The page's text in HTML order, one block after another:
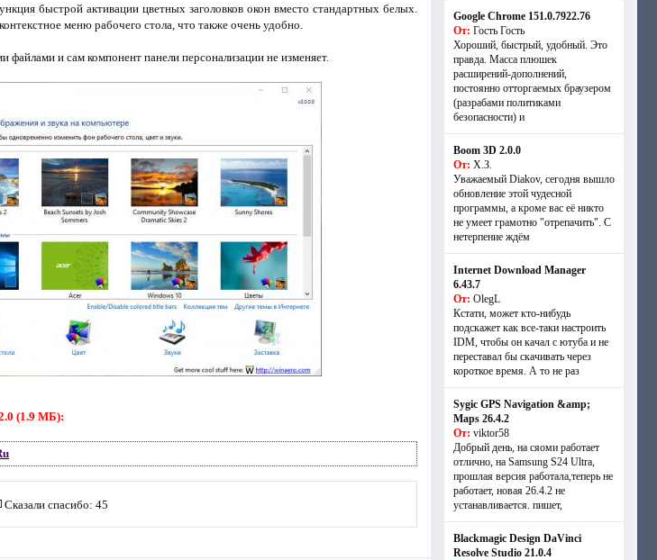
быстрой активации цветных заголовков окон вместо стандартных белых.
меню рабочего стола, что также очень удобно.
и сам компонент панели персонализации не изменяет.
(1.9 МБ):
Сказали спасибо: 45
Google Chrome 151.0.7922.76
От: Гость Гость
Хороший, быстрый, удобный. Это
правда. Масса плюшек
расширений-дополнений,
постоянно отторгаемых браузером
(разрабами политиками
безопасности) и
Boom 3D 2.0.0
От: Х.З.
Уважаемый Diakov, сегодня вышло
обновление этой чудесной
программы, а кроме вас её никто
не умеет грамотно "отрепачить". С
нетерпение ждём
Internet Download Manager
6.43.7
От: OlegL
Кстати, может кто-нибудь
подскажет как все-таки настроить
IDM, чтобы он качал с ютуба и не
переставал бы скачивать через
короткое время. А то не раз
Sygic GPS Navigation &amp;
Maps 26.4.2
От: viktor58
Добрый день, на сяоми работает
отлично, на Samsung S24 Ultra,
прошлая версия работала,теперь не
работает, новая 26.4.2 не
устанавливается. пишет,
Blackmagic Design DaVinci
Resolve Studio 21.0.4